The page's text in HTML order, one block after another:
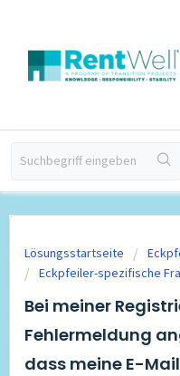
Lösungsstartseite
Eckpfeiler-spezifische
Bei meiner
Fehlermeldung
dass meine E-